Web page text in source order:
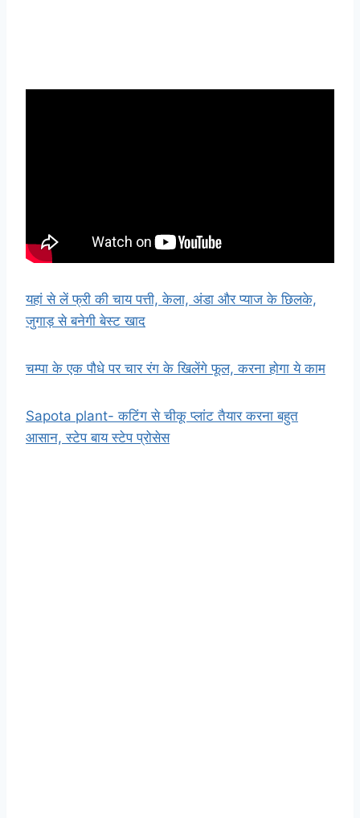
यहां से लें फ्री की चाय पत्ती, केला, अंडा और प्याज के छिलके,
जुगाड़ से बनेगी बेस्ट खाद
चम्पा के एक पौधे पर चार रंग के खिलेंगे फूल, करना होगा ये काम
Sapota plant- कटिंग से चीकू प्लांट तैयार करना बहुत
आसान, स्टेप बाय स्टेप प्रोसेस